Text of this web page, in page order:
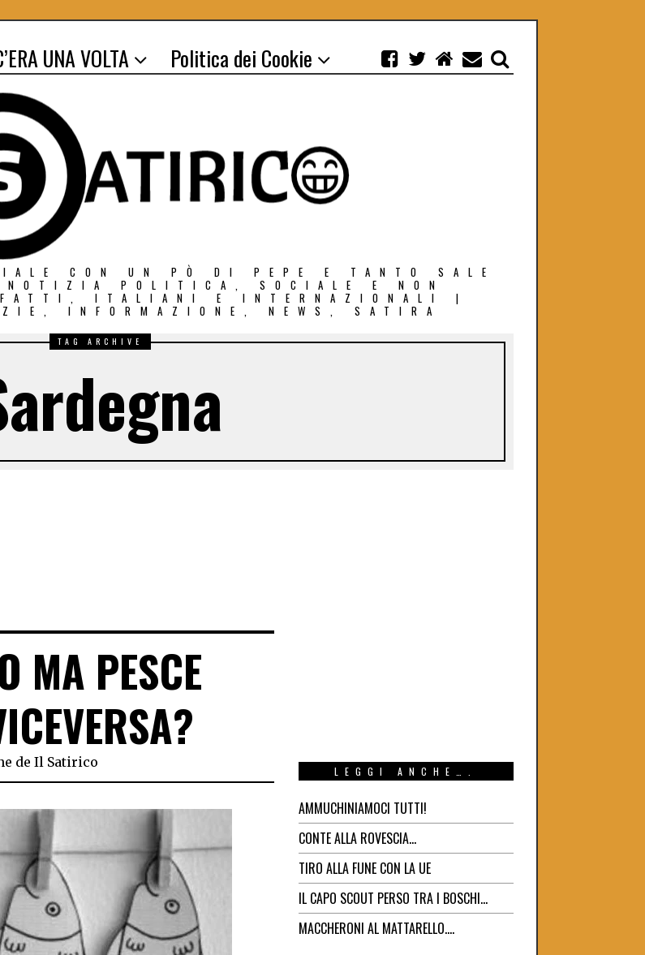
UNA VOLTA Politica dei Cookie
CON UN PÒ DI PEPE E TANTO SALE
POLITICA, SOCIALE E NON
ITALIANI E INTERNAZIONALI |
INFORMAZIONE, NEWS, SATIRA
TAG ARCHIVE
MA PESCE
de Il Satirico
LEGGI ANCHE….
AMMUCHINIAMOCI TUTTI!
CONTE ALLA ROVESCIA…
TIRO ALLA FUNE CON LA UE
IL CAPO SCOUT PERSO TRA I BOSCHI…
MACCHERONI AL MATTARELLO….